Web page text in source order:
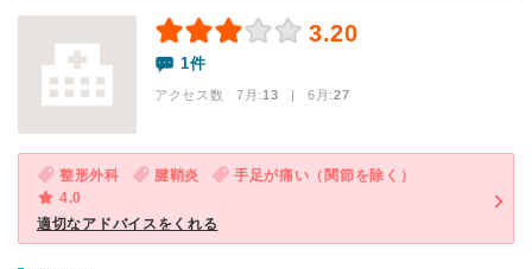
3.20
1件
アクセス数 7月:13 | 6月:27
整形外科 腱鞘炎
手足が痛い（関節を除く）
4.0
適切なアドバイスをくれる